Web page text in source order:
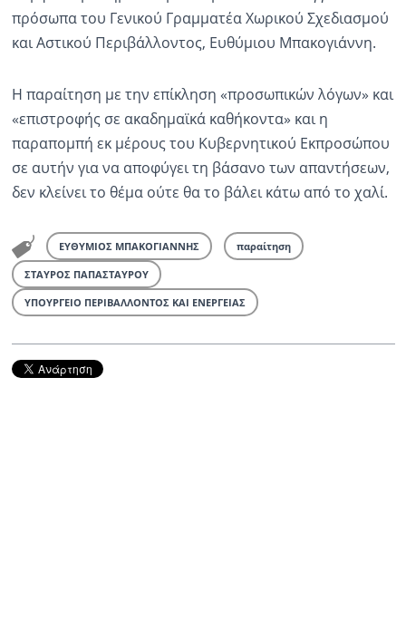
πρόσωπα του Γενικού Γραμματέα Χωρικού Σχεδιασμού
και Αστικού Περιβάλλοντος, Ευθύμιου Μπακογιάννη.
Η παραίτηση με την επίκληση «προσωπικών λόγων» και
«επιστροφής σε ακαδημαϊκά καθήκοντα» και η
παραπομπή εκ μέρους του Κυβερνητικού Εκπροσώπου
σε αυτήν για να αποφύγει τη βάσανο των απαντήσεων,
δεν κλείνει το θέμα ούτε θα το βάλει κάτω από το χαλί.
ΕΥΘΥΜΙΟΣ ΜΠΑΚΟΓΙΑΝΝΗΣ παραίτηση
ΣΤΑΥΡΟΣ ΠΑΠΑΣΤΑΥΡΟΥ
ΥΠΟΥΡΓΕΙΟ ΠΕΡΙΒΑΛΛΟΝΤΟΣ ΚΑΙ ΕΝΕΡΓΕΙΑΣ